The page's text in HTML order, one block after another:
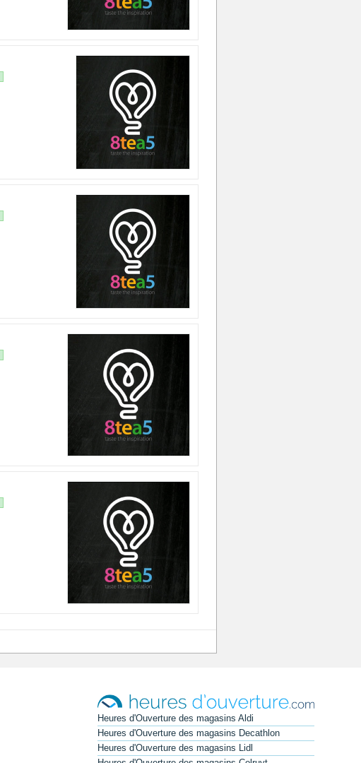
Heures d'Ouverture des magasins Aldi
Heures d'Ouverture des magasins Decathlon
Heures d'Ouverture des magasins Lidl